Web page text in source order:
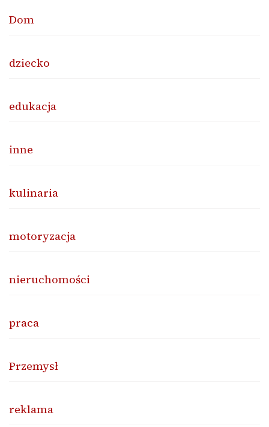
Dom
dziecko
edukacja
inne
kulinaria
motoryzacja
nieruchomości
praca
Przemysł
reklama